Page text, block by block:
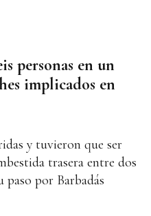
personas en un
implicados en
y tuvieron que ser
trasera entre dos
por Barbadás